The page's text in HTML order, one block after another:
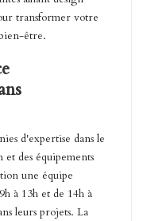
transformer votre
être.
d'expertise dans le
et des équipements
une équipe
à 13h et de 14h à
leurs projets. La